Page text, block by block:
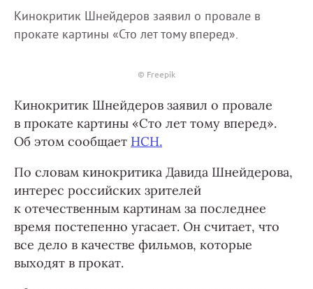
Кинокритик Шнейдеров заявил о провале в
прокате картины «Сто лет тому вперед».
© Freepik
Кинокритик Шнейдеров заявил о провале
в прокате картины «Сто лет тому вперед».
Об этом сообщает НСН.
По словам кинокритика Давида Шнейдерова,
интерес российских зрителей
к отечественным картинам за последнее
время постепенно угасает. Он считает, что
все дело в качестве фильмов, которые
выходят в прокат.